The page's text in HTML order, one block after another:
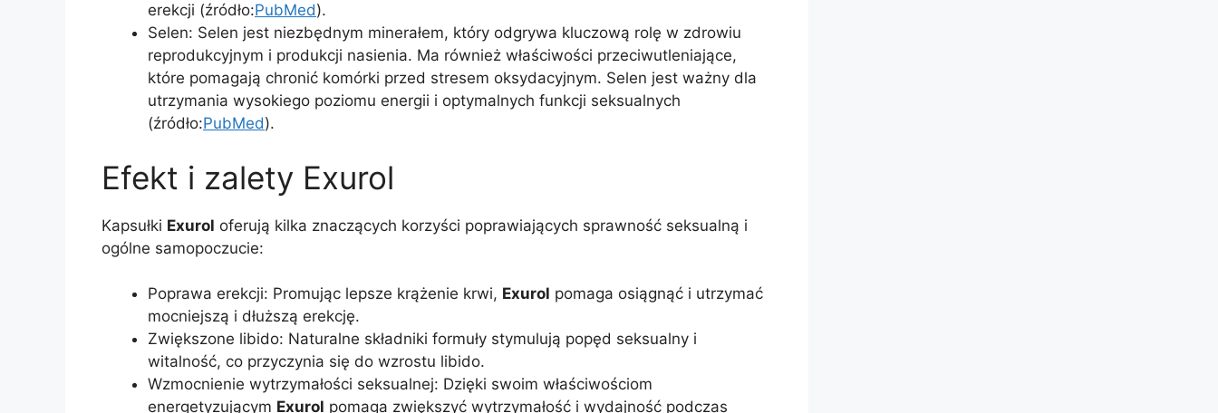
erekcji (źródło:PubMed).
Selen: Selen jest niezbędnym minerałem, który odgrywa kluczową rolę w zdrowiu
reprodukcyjnym i produkcji nasienia. Ma również właściwości przeciwutleniające,
które pomagają chronić komórki przed stresem oksydacyjnym. Selen jest ważny dla
utrzymania wysokiego poziomu energii i optymalnych funkcji seksualnych
(źródło:PubMed).
Efekt i zalety Exurol
Kapsułki Exurol oferują kilka znaczących korzyści poprawiających sprawność seksualną i
ogólne samopoczucie:
Poprawa erekcji: Promując lepsze krążenie krwi, Exurol pomaga osiągnąć i utrzymać
mocniejszą i dłuższą erekcję.
Zwiększone libido: Naturalne składniki formuły stymulują popęd seksualny i
witalność, co przyczynia się do wzrostu libido.
Wzmocnienie wytrzymałości seksualnej: Dzięki swoim właściwościom
energetyzującym Exurol pomaga zwiększyć wytrzymałość i wydajność podczas